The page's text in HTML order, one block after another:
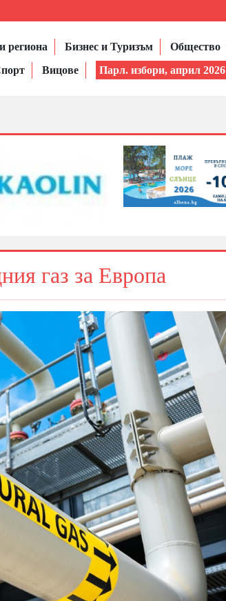
региона Бизнес и Туризъм Общество
Вицове Парл. избори, април 2026
газ за Европа